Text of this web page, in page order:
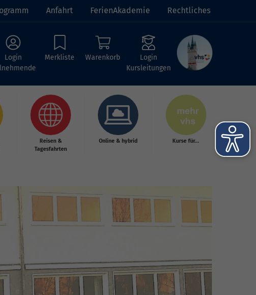
Anfahrt FerienAkademie Rechtliches
Login
Merkliste Warenkorb
Login
Kursleitungen
Reisen &
Tagesfahrten
Online & hybrid Kurse für...